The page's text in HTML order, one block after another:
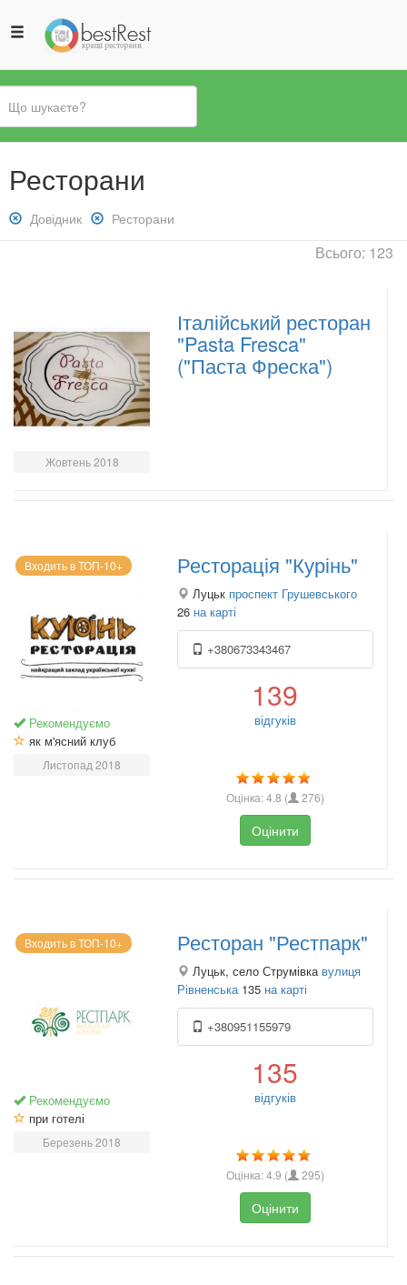
Ви
єРесторани
Зняти
фільтр:
Довідник
Зняти
фільтр:
Ресторани
Всього: 123
Жовтень 2018
Італійський ресторан
"Pasta Fresca"
("Паста Фреска")
Входить в ТОП-10+
Рекомендуємо
як м'ясний клуб
Листопад 2018
Ресторація "Курінь"
Луцьк проспект Грушевського
26 на карті
+380673343467
139
відгуків
Оцінка:4.8 ( 276)
Оцінити
Входить в ТОП-10+
Рекомендуємо
при готелі
Березень 2018
Ресторан "Рестпарк"
Луцьк, село Струмівка вулиця
Рівненська135 на карті
+380951155979
135
відгуків
Оцінка:4.9 ( 295)
Оцінити